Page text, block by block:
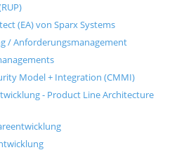
(EA) von Sparx Systems
/ Anforderungsmanagement
Model + Integration (CMMI)
- Product Line Architecture